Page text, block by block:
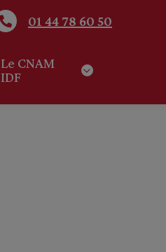
01 44 78 60 50
Le CNAM
IDF